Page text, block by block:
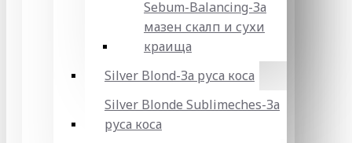
Sebum-Balancing-За
мазен скалп и сухи
краища
Silver Blond-За руса коса
Silver Blonde Sublіmeches-За
руса коса